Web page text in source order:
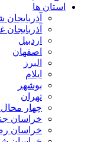
استان ها
آذربایجان
اردبیل
اصفهان
البرز
ایلام
بوشهر
تهران
چهار محال
خراسان
خراسان